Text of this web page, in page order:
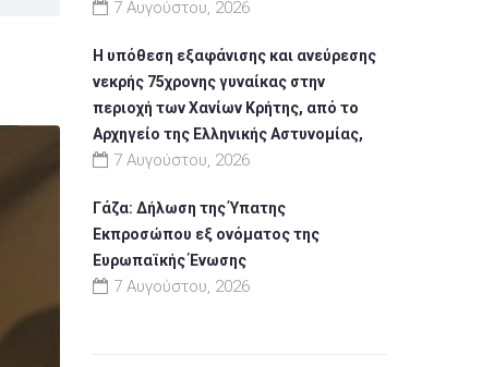
7 Αυγούστου, 2026
Η υπόθεση εξαφάνισης και ανεύρεσης
νεκρής 75χρονης γυναίκας στην
περιοχή των Χανίων Κρήτης, από το
Αρχηγείο της Ελληνικής Αστυνομίας,
7 Αυγούστου, 2026
Γάζα: Δήλωση της Ύπατης
Εκπροσώπου εξ ονόματος της
Ευρωπαϊκής Ένωσης
7 Αυγούστου, 2026